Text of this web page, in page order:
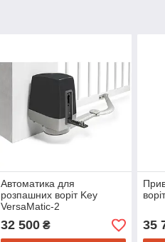
Автоматика для
розпашних воріт Key
VersaMatic-2
32 500₴ 35